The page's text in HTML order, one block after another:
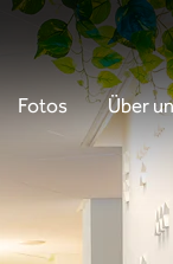
Fotos Über